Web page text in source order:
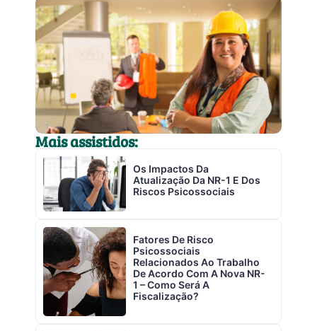
Mais assistidos:
Os Impactos Da
Atualização Da NR-1 E Dos
Riscos Psicossociais
Fatores De Risco
Psicossociais
Relacionados Ao Trabalho
De Acordo Com A Nova NR-
1 – Como Será A
Fiscalização?